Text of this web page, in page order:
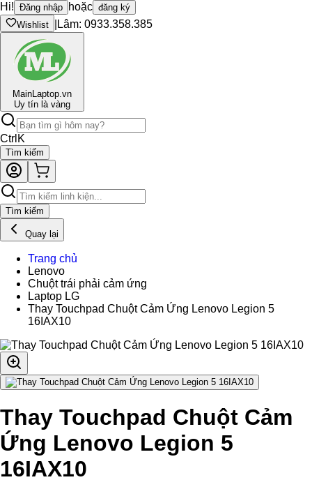
Hi! Đăng nhập hoặc đăng ký
Wishlist
Lâm: 0933.358.385
MainLaptop.vn
Uy tín là vàng
Ctrl K
Tìm kiếm
Tìm kiếm
Quay lại
Trang chủ
Lenovo
Chuột trái phải cảm ứng
Laptop LG
Thay Touchpad Chuột Cảm Ứng Lenovo Legion 5
16IAX10
Thay Touchpad Chuột Cảm
Ứng Lenovo Legion 5
16IAX10